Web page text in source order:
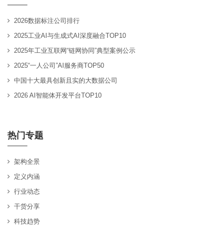
2026数据标注公司排行
2025工业AI与生成式AI深度融合TOP10
2025年工业互联网“链网协同”典型案例公示
2025“一人公司”AI服务商TOP50
中国十大最具创新且实的大数据公司
2026 AI智能体开发平台TOP10
热门专题
架构全景
定义内涵
行业动态
干货分享
科技趋势